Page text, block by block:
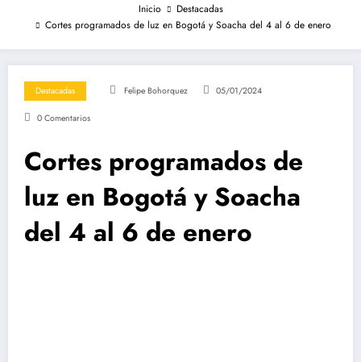
Inicio
Destacadas
Cortes programados de luz en Bogotá y Soacha del 4 al 6 de enero
Destacadas Felipe Bohorquez 05/01/2024
0 Comentarios
Cortes programados de
luz en Bogotá y Soacha
del 4 al 6 de enero